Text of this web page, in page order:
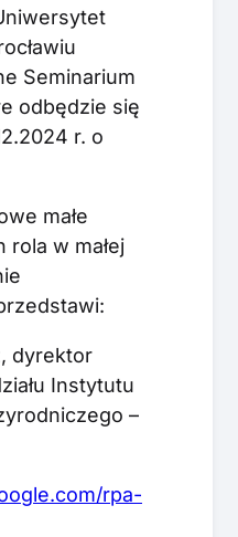
Seminarium
odbędzie się
r. o
małe
rola w małej
dyrektor
Instytutu
–
rpa-